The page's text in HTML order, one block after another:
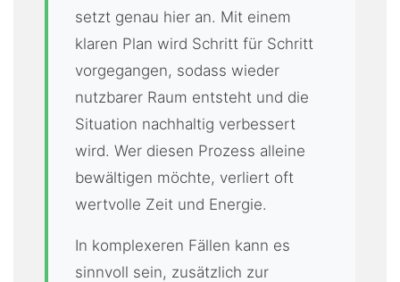
setzt genau hier an. Mit einem
klaren Plan wird Schritt für Schritt
vorgegangen, sodass wieder
nutzbarer Raum entsteht und die
Situation nachhaltig verbessert
wird. Wer diesen Prozess alleine
bewältigen möchte, verliert oft
wertvolle Zeit und Energie.
In komplexeren Fällen kann es
sinnvoll sein, zusätzlich zur